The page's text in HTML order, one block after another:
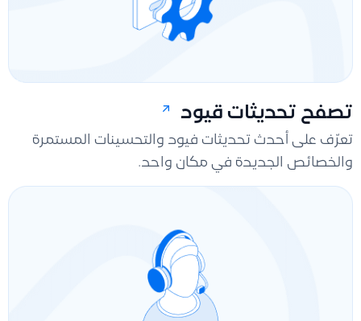
تصفح تحديثات قيود
تعرّف على أحدث تحديثات فيود والتحسينات المستمرة
والخصائص الجديدة في مكان واحد.